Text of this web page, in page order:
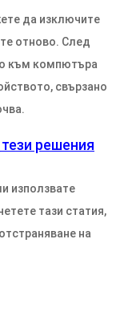
да изключите
отново. След
към компютъра
свързано
решения
използвате
тази статия,
на